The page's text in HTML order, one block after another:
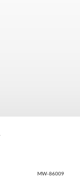
MW-86009